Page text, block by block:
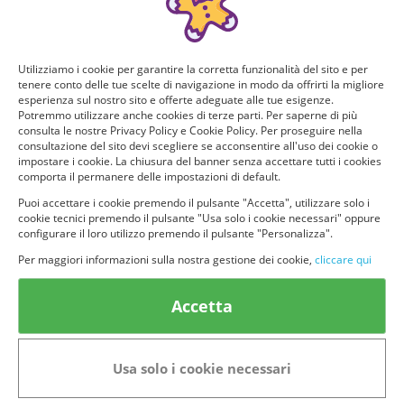
© provaprodottigratis.it 2023 | All Rights Reserved.
Categorie in evidenza
Alimenti e bevande
Link Utili
Utilizziamo i cookie per garantire la corretta funzionalità del sito e per
tenere conto delle tue scelte di navigazione in modo da offrirti la migliore
esperienza sul nostro sito e offerte adeguate alle tue esigenze.
Potremmo utilizzare anche cookies di terze parti. Per saperne di più
consulta le nostre Privacy Policy e Cookie Policy. Per proseguire nella
consultazione del sito devi scegliere se acconsentire all'uso dei cookie o
impostare i cookie. La chiusura del banner senza accettare tutti i cookies
comporta il permanere delle impostazioni di default.
Puoi accettare i cookie premendo il pulsante "Accetta", utilizzare solo i
cookie tecnici premendo il pulsante "Usa solo i cookie necessari" oppure
configurare il loro utilizzo premendo il pulsante "Personalizza".
Per maggiori informazioni sulla nostra gestione dei cookie, cliccare qui
Accetta
Usa solo i cookie necessari